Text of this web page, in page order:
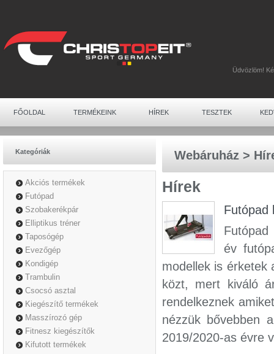
Üdvözlöm!
FŐOLDAL TERMÉKEINK HÍREK TESZTEK
Kategóriák
Akciós termékek
Futópad
Szobakerékpár
Elliptikus tréner
Taposógép
Evezőgép
Kondigép
Trambulin
Csocsó asztal
Kiegészítő termékek
Masszírozó gép
Fitnesz kiegészítők
Kifutott termékek
Webáruház >
Hírek
Futópad
év
modellek is érketek
közt, mert kiváló
rendelkeznek
nézzük bővebben
2019/2020-as évre